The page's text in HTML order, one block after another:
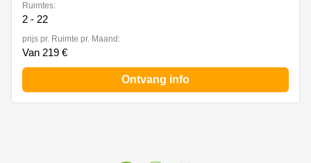
Ruimtes:
2 - 22
prijs pr. Ruimte pr. Maand:
Van 219 €
Ontvang info